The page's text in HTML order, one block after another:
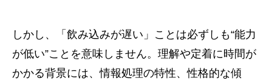
しかし、「飲み込みが遅い」ことは必ずしも“能力
が低い”ことを意味しません。理解や定着に時間が
かかる背景には、情報処理の特性、性格的な傾